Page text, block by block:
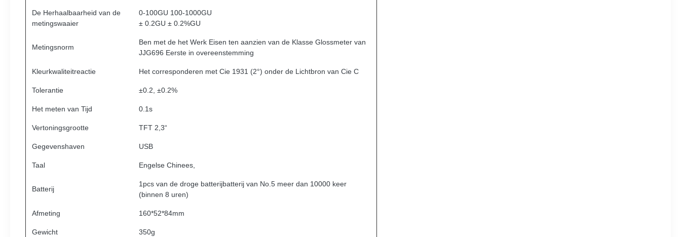
De Herhaalbaarheid van de
metingswaaier
0-100GU 100-1000GU
± 0.2GU ± 0.2%GU
Metingsnorm
Ben met de het Werk Eisen ten aanzien van de Klasse Glossmeter van
JJG696 Eerste in overeenstemming
Kleurkwaliteitreactie Het corresponderen met Cie 1931 (2°) onder de Lichtbron van Cie C
Tolerantie ±0.2, ±0.2%
Het meten van Tijd 0.1s
Vertoningsgrootte TFT 2,3“
Gegevenshaven USB
Taal Engelse Chinees,
Batterij
1pcs van de droge batterijbatterij van No.5 meer dan 10000 keer
(binnen 8 uren)
Afmeting 160*52*84mm
Gewicht 350g